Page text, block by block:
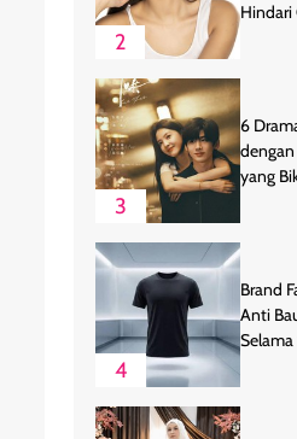
2
3
6
dengan
yang
4
Brand
Anti